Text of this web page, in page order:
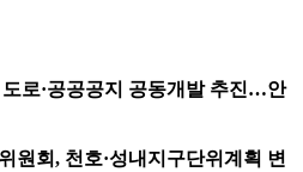
로·공공공지 공동개발 추진…안
원회, 천호·성내지구단위계획 변